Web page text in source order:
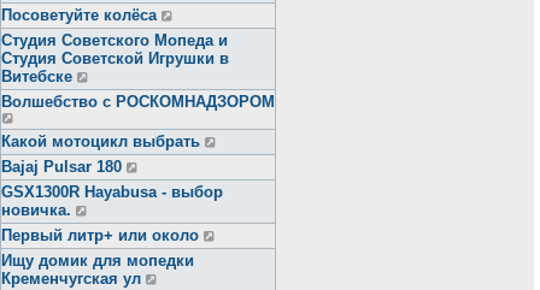
Посоветуйте колёса
Студия Советского Мопеда и
Студия Советской Игрушки в
Витебске
Волшебство с РОСКОМНАДЗОРОМ
Какой мотоцикл выбрать
Bajaj Pulsar 180
GSX1300R Hayabusa - выбор
новичка.
Первый литр+ или около
Ищу домик для мопедки
Кременчугская ул